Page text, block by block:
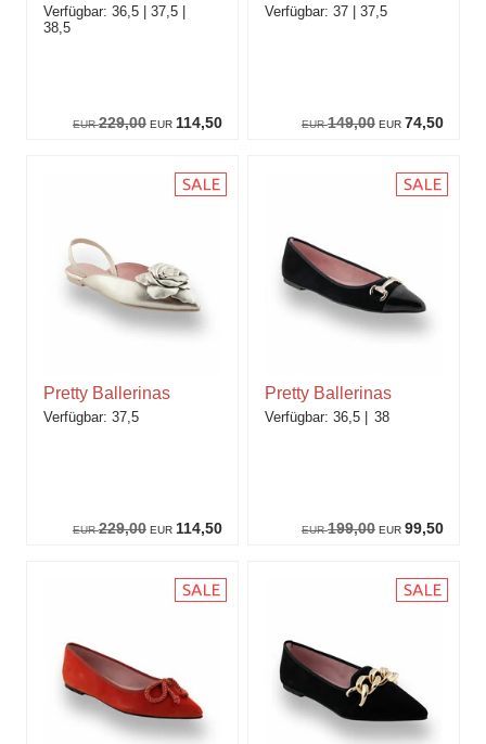
EUR229,00EUR 114,50
36,5
37,5
38,5
EUR149,00EUR 74,50
37 37,5
EUR229,00EUR 114,50
Pretty Ballerinas
37,5
EUR199,00EUR 99,50
Pretty Ballerinas
36,5 38